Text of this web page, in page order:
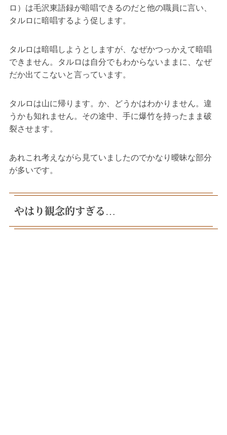
ロ）は毛沢東語録が暗唱できるのだと他の職員に言い、
タルロに暗唱するよう促します。
タルロは暗唱しようとしますが、なぜかつっかえて暗唱
できません。タルロは自分でもわからないままに、なぜ
だか出てこないと言っています。
タルロは山に帰ります。か、どうかはわかりません。違
うかも知れません。その途中、手に爆竹を持ったまま破
裂させます。
あれこれ考えながら見ていましたのでかなり曖昧な部分
が多いです。
やはり観念的すぎる…